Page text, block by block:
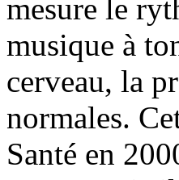
mesure le
musique à
cerveau, la
normales.
Santé en